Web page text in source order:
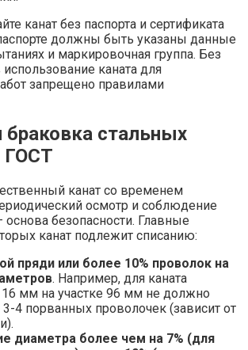
канат без паспорта и сертификата
должны быть указаны данные
и маркировочная группа. Без
каната для
запрещено правилами
стальных
ГОСТ
канат со временем
осмотр и соблюдение
безопасности. Главные
канат подлежит списанию:
пряди или более 10% проволок на
. Например, для каната
мм на участке 96 мм не должно
4 порванных проволочек (зависит от
диаметра более чем на 7% (для